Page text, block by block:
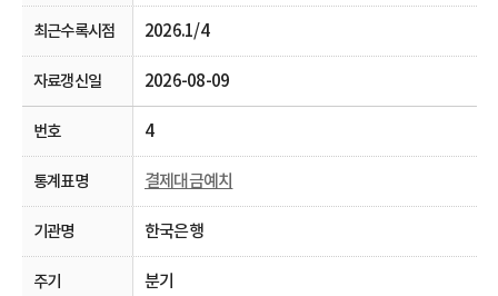
2026.1/4
2026-08-09
4
결제대금예치
한국은행
분기